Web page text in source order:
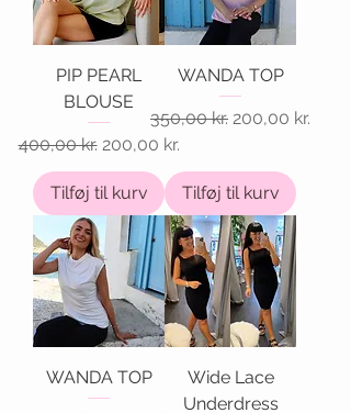
PIP PEARL
BLOUSE
Regulær pris
400,00 kr. Salgspris
200,00 kr.
Tilføj til kurv
WANDA TOP
Regulær pris
350,00 kr. Salgspris
200,00 kr.
Tilføj til kurv
WANDA TOP
Wide Lace
Underdress